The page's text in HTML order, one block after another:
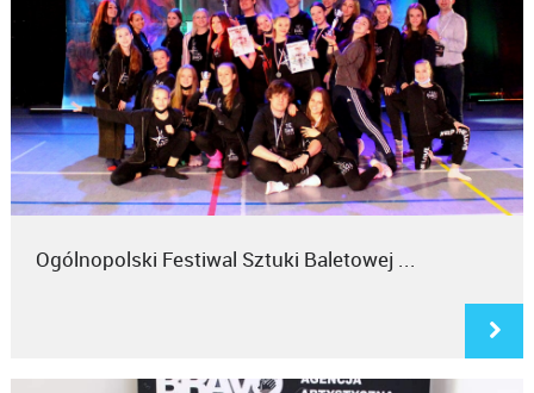
Ogólnopolski Festiwal Sztuki Baletowej ...